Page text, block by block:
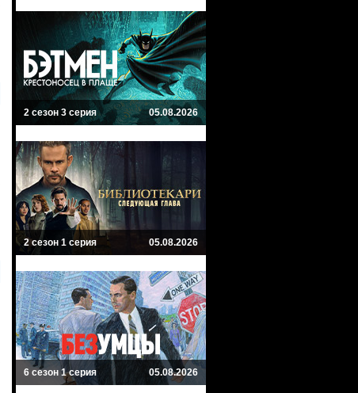
2 сезон 3 серия 05.08.2026
2 сезон 1 серия 05.08.2026
6 сезон 1 серия 05.08.2026